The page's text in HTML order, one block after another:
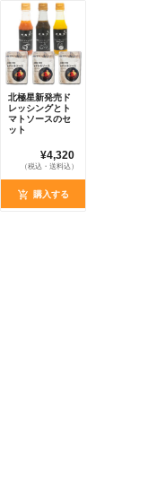
北極星新発売ド
レッシングとト
マトソースのセ
ット
¥4,320
（税込・送料込）
購入する